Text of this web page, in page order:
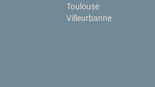
Toulouse
Villeurbanne